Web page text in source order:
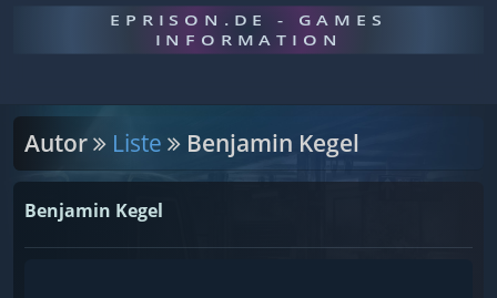
EPRISON.DE - GAMES
INFORMATION
Autor Liste Benjamin Kegel
Benjamin Kegel